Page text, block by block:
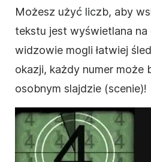
Możesz użyć liczb, aby
tekstu jest wyświetlana na
widzowie mogli łatwiej
okazji, każdy numer może
osobnym slajdzie (scenie)!